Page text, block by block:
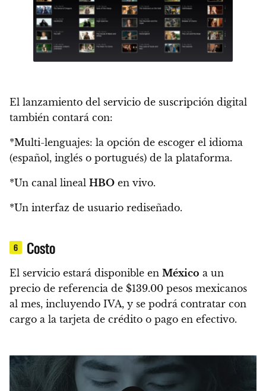
El lanzamiento del servicio de suscripción digital
también contará con:
*Multi-lenguajes: la opción de escoger el idioma
(español, inglés o portugués) de la plataforma.
*Un canal lineal HBO en vivo.
*Un interfaz de usuario rediseñado.
6 Costo
El servicio estará disponible en México a un
precio de referencia de $139.00 pesos mexicanos
al mes, incluyendo IVA, y se podrá contratar con
cargo a la tarjeta de crédito o pago en efectivo.